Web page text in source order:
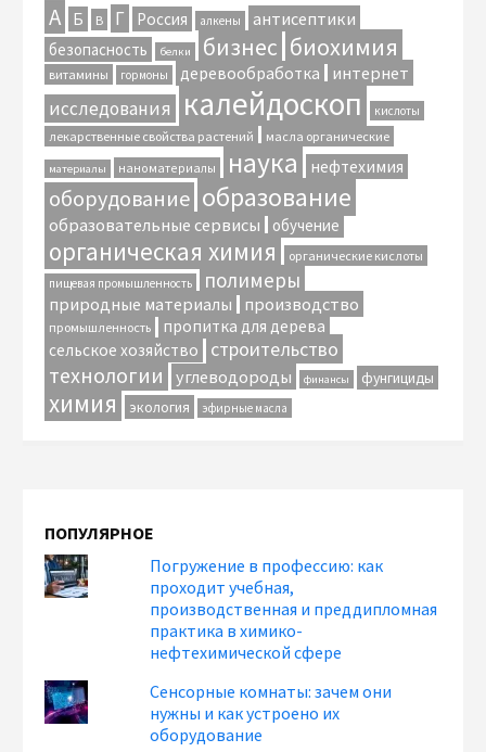
А Б В Г Россия алкены антисептики
безопасность белки бизнес биохимия
витамины гормоны деревообработка интернет
исследования калейдоскоп кислоты
лекарственные свойства растений масла органические
материалы наноматериалы наука нефтехимия
оборудование образование
образовательные сервисы обучение
органическая химия органические кислоты
пищевая промышленность полимеры
природные материалы производство
промышленность
пропитка для дерева
сельское хозяйство
строительство
технологии углеводороды финансы фунгициды
химия экология эфирные масла
ПОПУЛЯРНОЕ
Погружение в профессию: как
проходит учебная,
производственная и преддипломная
практика в химико-
нефтехимической сфере
Сенсорные комнаты: зачем они
нужны и как устроено их
оборудование